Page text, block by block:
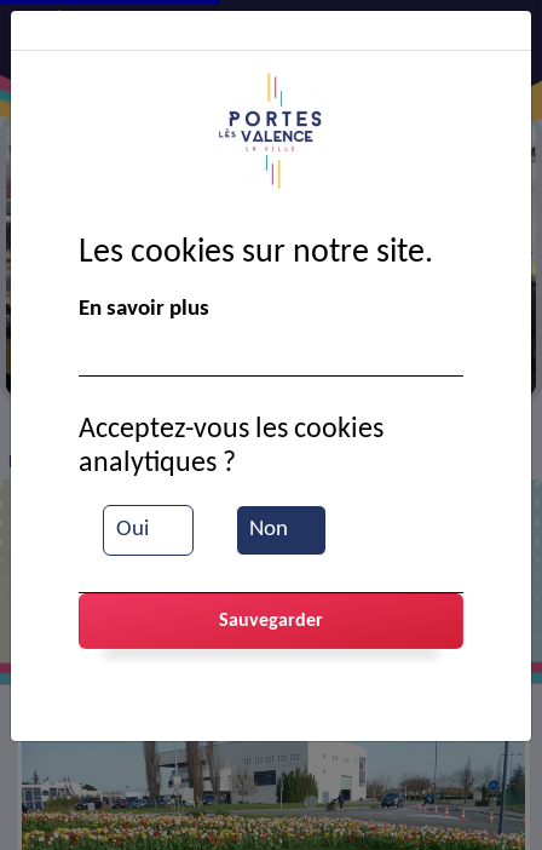
> VIE MUNICIPALE > Ressources documentaires
Fleurissement de la ville
Les cookies sur notre site.
En savoir plus
Oui Non
Acceptez-vous les cookies
analytiques ?
Sauvegarder